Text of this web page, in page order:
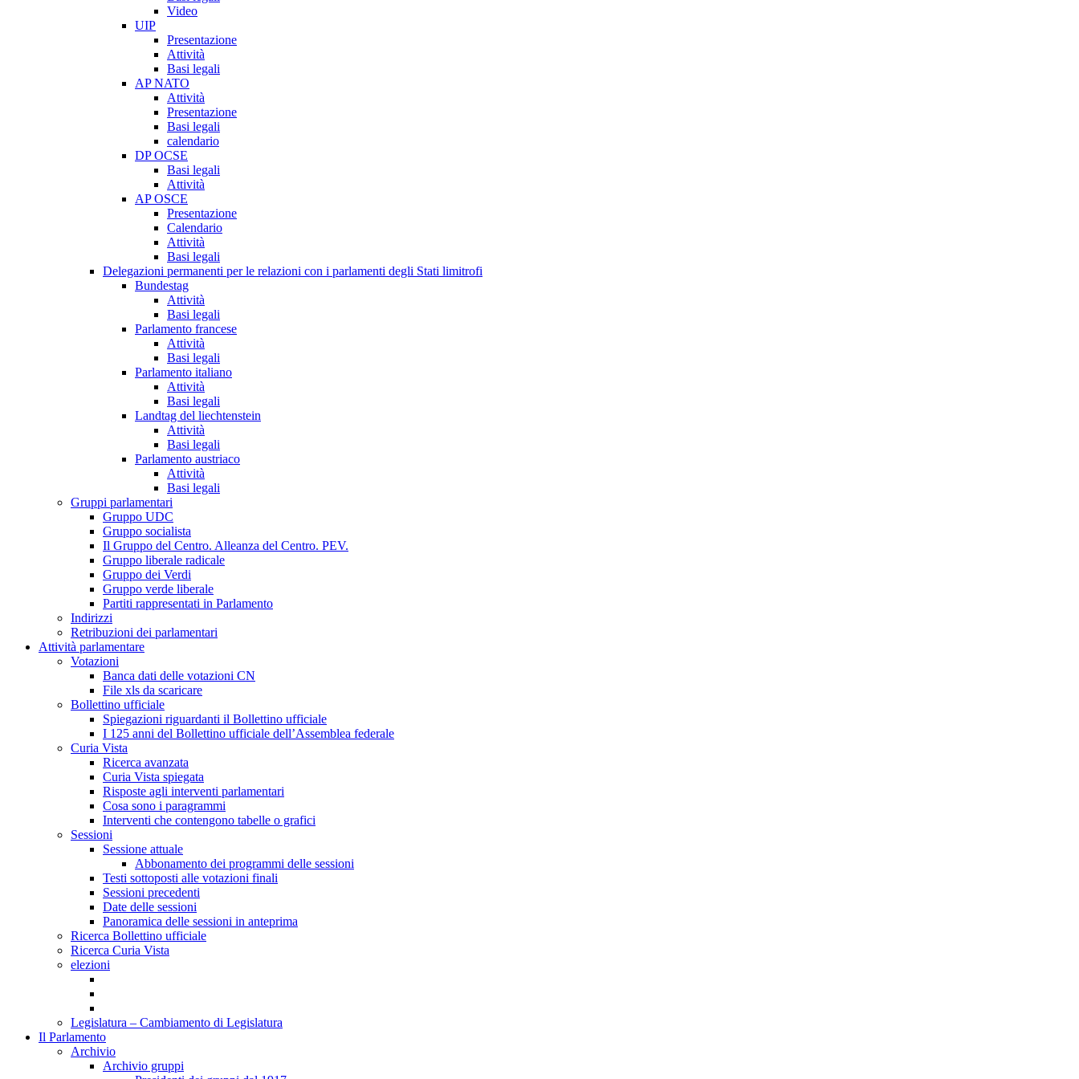
Video
UIP
Presentazione
Attività
Basi legali
AP NATO
Attività
Presentazione
Basi legali
calendario
DP OCSE
Basi legali
Attività
AP OSCE
Presentazione
Calendario
Attività
Basi legali
Delegazioni permanenti per le relazioni con i parlamenti degli Stati limitrofi
Bundestag
Attività
Basi legali
Parlamento francese
Attività
Basi legali
Parlamento italiano
Attività
Basi legali
Landtag del liechtenstein
Attività
Basi legali
Parlamento austriaco
Attività
Basi legali
Gruppi parlamentari
Gruppo UDC
Gruppo socialista
Il Gruppo del Centro. Alleanza del Centro. PEV.
Gruppo liberale radicale
Gruppo dei Verdi
Gruppo verde liberale
Partiti rappresentati in Parlamento
Indirizzi
Retribuzioni dei parlamentari
Attività parlamentare
Votazioni
Banca dati delle votazioni CN
File xls da scaricare
Bollettino ufficiale
Spiegazioni riguardanti il Bollettino ufficiale
I 125 anni del Bollettino ufficiale dell’Assemblea federale
Curia Vista
Ricerca avanzata
Curia Vista spiegata
Risposte agli interventi parlamentari
Cosa sono i paragrammi
Interventi che contengono tabelle o grafici
Sessioni
Sessione attuale
Abbonamento dei programmi delle sessioni
Testi sottoposti alle votazioni finali
Sessioni precedenti
Date delle sessioni
Panoramica delle sessioni in anteprima
Ricerca Bollettino ufficiale
Ricerca Curia Vista
elezioni
Legislatura – Cambiamento di Legislatura
Il Parlamento
Archivio
Archivio gruppi